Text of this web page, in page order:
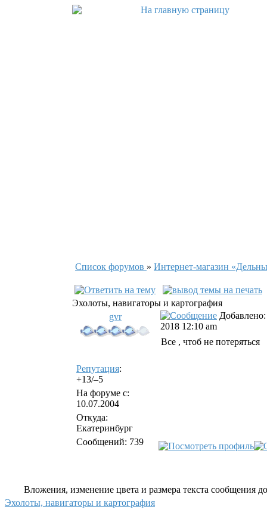
Список форумов » Интернет-магазин
Эхолоты, навигаторы и картография
gvr
Репутация:
+13/–5
На форуме с:
10.07.2004
Откуда:
Екатеринбург
Сообщений: 739
2018 12:10 am
Все , чтоб не потеряться
Вложения, изменение цвета и размера текста сообщения
Эхолоты, навигаторы и картография